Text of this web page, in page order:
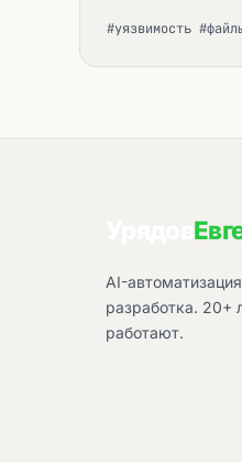
automata.sale.
#уязвимость
AI-
разработка. 20+
работают.